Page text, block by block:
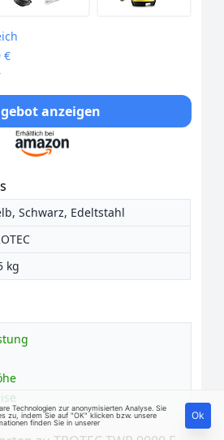
€
anzeigen
Schwarz, Edeltstahl
kg
Technologien zur anonymisierten Analyse. Sie
zu, indem Sie auf "OK" klicken bzw. unsere
finden Sie in unserer
Ok